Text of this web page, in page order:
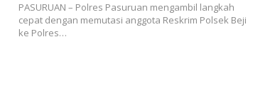
PASURUAN – Polres Pasuruan mengambil langkah
cepat dengan memutasi anggota Reskrim Polsek Beji
ke Polres…